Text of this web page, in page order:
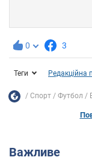
0 3
Теги Редакційна
Спорт Футбол
Важливе